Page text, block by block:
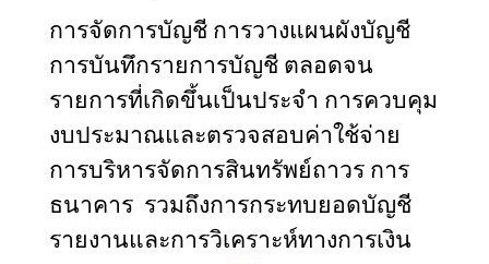
การจัดการบัญชี การวางแผนผังบัญชี
การบันทึกรายการบัญชี ตลอดจน
รายการที่เกิดขึ้นเป็นประจำ การควบคุม
งบประมาณและตรวจสอบค่าใช้จ่าย
การบริหารจัดการสินทรัพย์ถาวร การ
ธนาคาร รวมถึงการกระทบยอดบัญชี
รายงานและการวิเคราะห์ทางการเงิน